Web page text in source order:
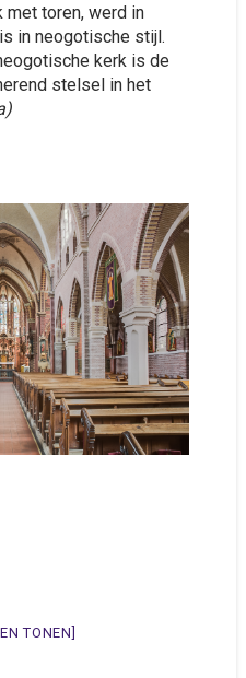
toren, werd in
in neogotische stijl.
kerk is de
stelsel in het
TONEN]